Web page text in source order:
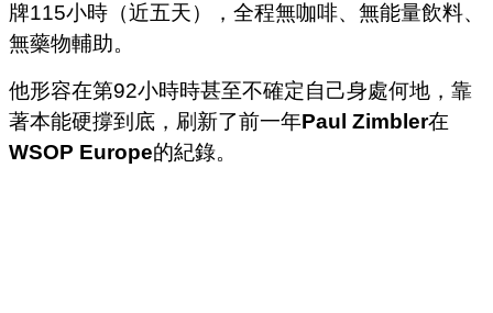
牌115小時（近五天），全程無咖啡、無能量飲料、
無藥物輔助。
他形容在第92小時時甚至不確定自己身處何地，靠
著本能硬撐到底，刷新了前一年Paul Zimbler在
WSOP Europe的紀錄。